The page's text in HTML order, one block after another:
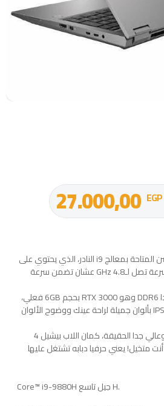
27.000,00 EGP
أعلى فئات الوركستيشن المتاحة بمعالج i9 النادر، الذي يحتوي على
8 CORE و16MB Cache وسرعة تصل لـ4.8 GHz عشان تضمن سرعة
كارت الشاشة عالي جدا DDR6 وهو RTX 3000 بحجم 6GB فعلي،
وشاشة 15.6 Inch من نوع IPS بألوان جميلة لراحة عينك ووضوح الألوان
نظام التبريد أستثنائي وعالي جدا الحقيقة، كمان اللاب بيشيل 4
هاردات ورامات لحد 128GB أنت متخيل! يعني حرفيا دبابه تشتغل عليها
Core™ i9-9880H جيل تاسع H.